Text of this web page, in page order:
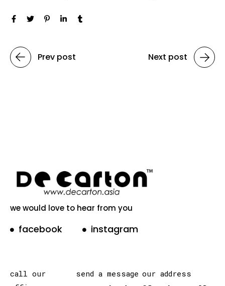
Prev post Next post
we would love to hear from you
facebook instagram
call our
send a message our address